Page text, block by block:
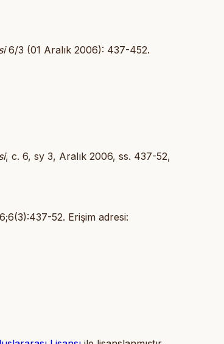
6/3 (01 Aralık 2006): 437-452.
, c. 6, sy 3, Aralık 2006, ss. 437-52,
52. Erişim adresi: